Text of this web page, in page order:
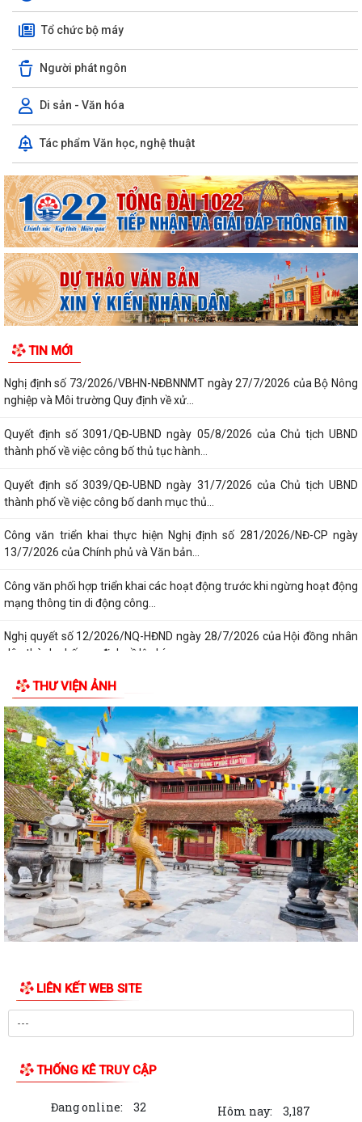
Tổ chức bộ máy
Người phát ngôn
Di sản - Văn hóa
Tác phẩm Văn học, nghệ thuật
TIN MỚI
Nghị định số 73/2026/VBHN-NĐBNNMT ngày 27/7/2026 của Bộ Nông
nghiệp và Môi trường Quy định về xử...
Quyết định số 3091/QĐ-UBND ngày 05/8/2026 của Chủ tịch UBND
thành phố về việc công bố thủ tục hành...
Quyết định số 3039/QĐ-UBND ngày 31/7/2026 của Chủ tịch UBND
thành phố về việc công bố danh mục thủ...
Công văn triển khai thực hiện Nghị định số 281/2026/NĐ-CP ngày
13/7/2026 của Chính phủ và Văn bản...
Công văn phối hợp triển khai các hoạt động trước khi ngừng hoạt động
mạng thông tin di động công...
Nghị quyết số 12/2026/NQ-HĐND ngày 28/7/2026 của Hội đồng nhân
dân thành phố quy định về lệ phí...
THƯ VIỆN ẢNH
LIÊN KẾT WEB SITE
THỐNG KÊ TRUY CẬP
Đang online: 32 Hôm nay: 3,187